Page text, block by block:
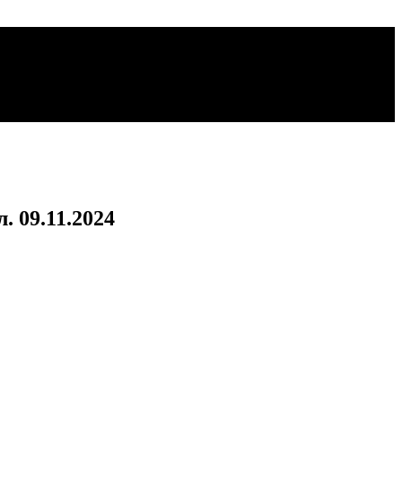
09.11.2024